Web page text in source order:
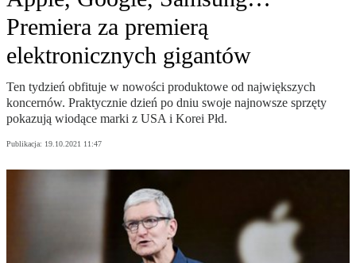
Premiera za premierą
elektronicznych gigantów
Ten tydzień obfituje w nowości produktowe od największych
koncernów. Praktycznie dzień po dniu swoje najnowsze sprzęty
pokazują wiodące marki z USA i Korei Płd.
Publikacja: 19.10.2021 11:47